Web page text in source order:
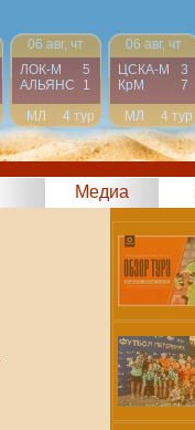
06 авг, чт
ЛОК-М
5
АЛЬЯНС
1
МЛ
4 тур
06 авг, чт
ЦСКА-М
3
КрМ
7
МЛ
4 тур
Медиа